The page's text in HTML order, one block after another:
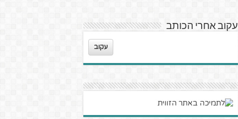
עקוב אחרי הכותב
עקוב